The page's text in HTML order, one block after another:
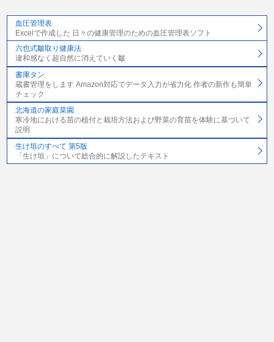
血圧管理表
Excelで作成した 日々の健康管理のための血圧管理表ソフト
六也式皺取り健康法
違和感なく超自然に消えていく皺
書庫タン
蔵書管理をします Amazon対応でデータ入力が省力化 作者の新作も簡単
チェック
北海道の家庭菜園
寒冷地における苗の植付と栽培方法および野菜の育苗を体験に基づいて
説明
生け垣のすべて 第5版
「生け垣」について総合的に解説したテキスト